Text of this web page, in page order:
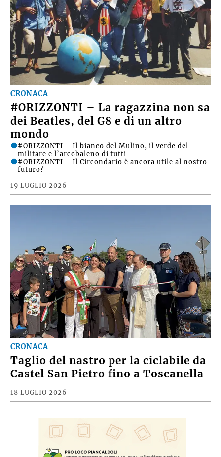
CRONACA
#ORIZZONTI – La ragazzina non sa
dei Beatles, del G8 e di un altro
mondo
19 LUGLIO 2026
#ORIZZONTI – Il bianco del Mulino, il verde del
militare e l’arcobaleno di tutti
#ORIZZONTI – Il Circondario è ancora utile al nostro
futuro?
CRONACA
Taglio del nastro per la ciclabile da
Castel San Pietro fino a Toscanella
18 LUGLIO 2026